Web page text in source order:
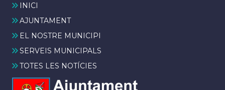
INICI
AJUNTAMENT
EL NOSTRE MUNICIPI
SERVEIS MUNICIPALS
TOTES LES NOTÍCIES